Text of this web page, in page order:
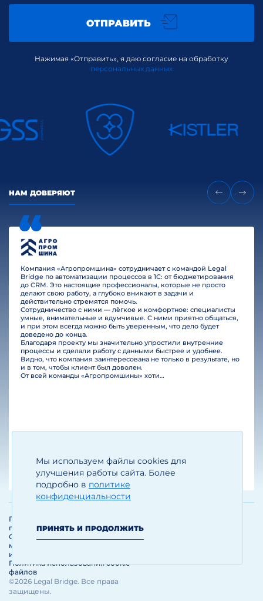
Мы используем файлы cookies для
улучшения работы сайта. Более
подробно в политике
конфиденциальности
ПРИНЯТЬ И ПРОДОЛЖИТЬ
ОТПРАВИТЬ
Нажимая «Отправить», я даю согласие на обработку
персональных данных
НАМ ДОВЕРЯЮТ
Компания «Агропромшина» сотрудничает с командой Legal
Bridge по автоматизации процессов в 1С: от бюджетирования
до CRM. Это настоящие профессионалы, которые не просто
делают свою работу, а глубоко вникают в задачи и
действительно стремятся помочь.
Сотрудничество с ними — лёгкое и комфортное: специалисты
умные, внимательные и вдумчивые. С ними приятно общаться,
и при этом всегда можно быть уверенным, что дело будет
доведено до конца.
Благодаря проекту мы значительно упростили внутренние
процессы и сделали работу с данными быстрее и удобнее.
Видно, что компания заинтересована не только в результате, но
и в том, чтобы клиент был доволен.
От всей команды «Агропромшины» хотим поблагодарить специалистов Legal Bridge за отличную работу и человеческое отношение.…
Егизарян И.А.
Генеральный директор
©2026 Legal Bridge. Все права
защищены.
Политика обработки и защиты
персональных данных
Политика использования cookie-
файлов
Соглашение об использовании
материалов и сервисов
интернет-сайта